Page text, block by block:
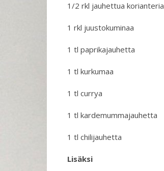
1/2 rkl jauhettua korianteria
1 rkl juustokuminaa
1 tl paprikajauhetta
1 tl kurkumaa
1 tl currya
1 tl kardemummajauhetta
1 tl chilijauhetta
Lisäksi